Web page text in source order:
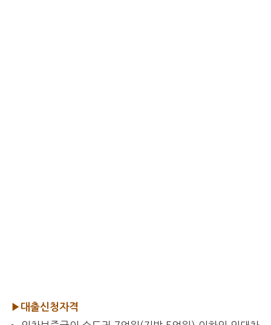
▶대출신청자격